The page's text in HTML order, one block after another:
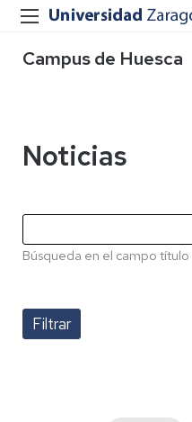
Campus de Huesca
Noticias
Búsqueda en el campo título